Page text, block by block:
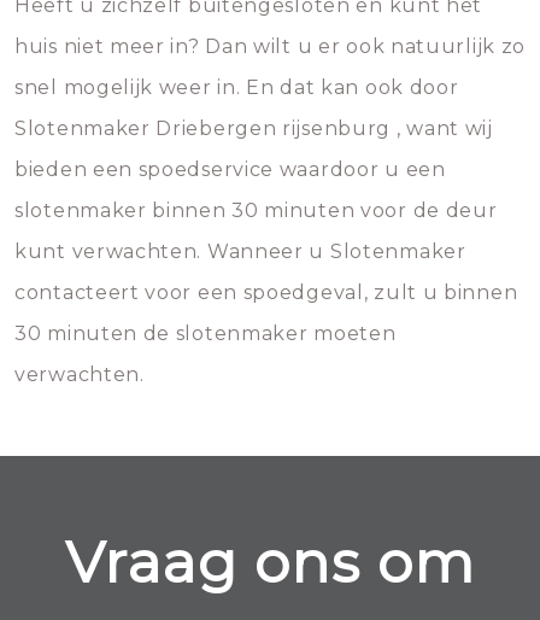
Heeft u zichzelf buitengesloten en kunt het
huis niet meer in? Dan wilt u er ook natuurlijk zo
snel mogelijk weer in. En dat kan ook door
Slotenmaker Driebergen rijsenburg , want wij
bieden een spoedservice waardoor u een
slotenmaker binnen 30 minuten voor de deur
kunt verwachten. Wanneer u Slotenmaker
contacteert voor een spoedgeval, zult u binnen
30 minuten de slotenmaker moeten
verwachten.
Vraag ons om